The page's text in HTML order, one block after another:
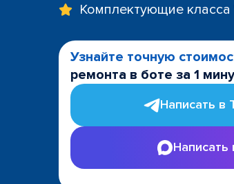
Комплектующие класса
Узнайте точную
ремонта в боте за 1
Написать в
Написать